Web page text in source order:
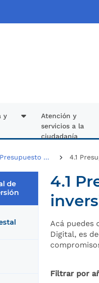
y
Atención y
servicios a la
ciudadanía
Presupuesto ... 4.1
de
4.1
Acá puedes
Digital, es
Filtrar por